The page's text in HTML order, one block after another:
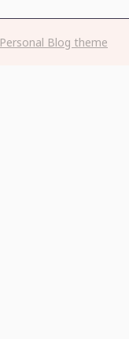
Personal Blog theme